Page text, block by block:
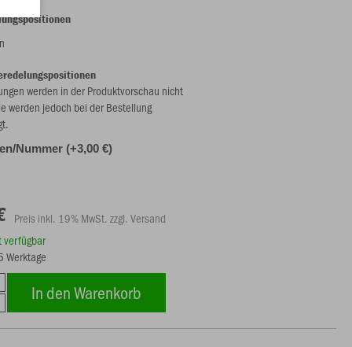
werden in der Produktvorschau nicht
werden jedoch bei der Bestellung
Nummer (+3,00 €)
Preis inkl. 19% MwSt. zzgl. Versand
verfügbar
Werktage
In den Warenkorb